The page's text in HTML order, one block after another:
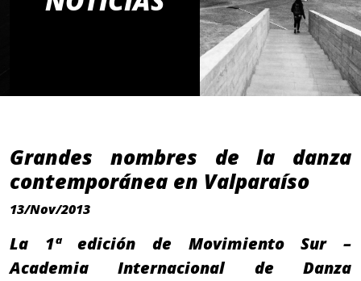
Grandes nombres de la danza
contemporánea en Valparaíso
13/Nov/2013
La 1ª edición de Movimiento Sur –
Academia Internacional de Danza